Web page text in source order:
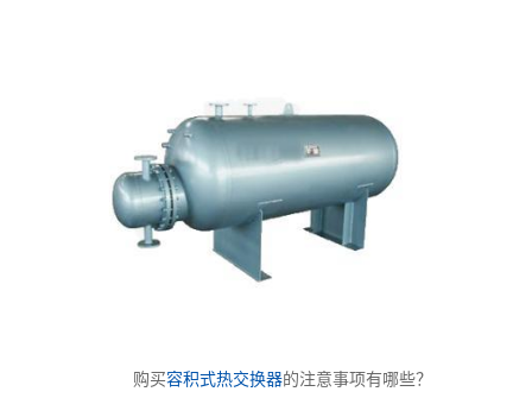
购买容积式热交换器的注意事项有哪些？